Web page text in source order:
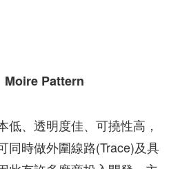
Moire Pattern
低、透明度佳、可撓性高，
同時做外圍線路(Trace)及具